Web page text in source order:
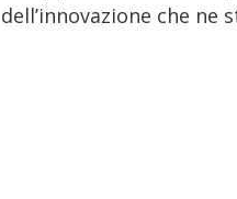
dell’innovazione che